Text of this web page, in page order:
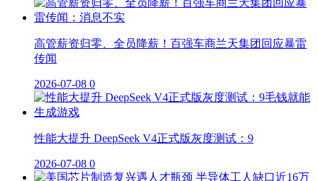
高管薪资归零、全员降薪！百强车商兰天集团回应暴雷
传闻
2026-07-08 0
性能大提升 DeepSeek V4正式版灰度测试：9
2026-07-08 0